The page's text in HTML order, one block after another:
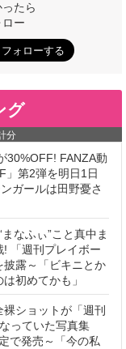
たら
ー
グ
分
30%OFF! FANZA動
」第2弾を明日1日
ガールは田野憂さ
なふぃ”こと真中ま
「週刊プレイボー
披露～「ビキニとか
初めてかも」
ショットが「週刊
っていた写真集
で発売～「今の私